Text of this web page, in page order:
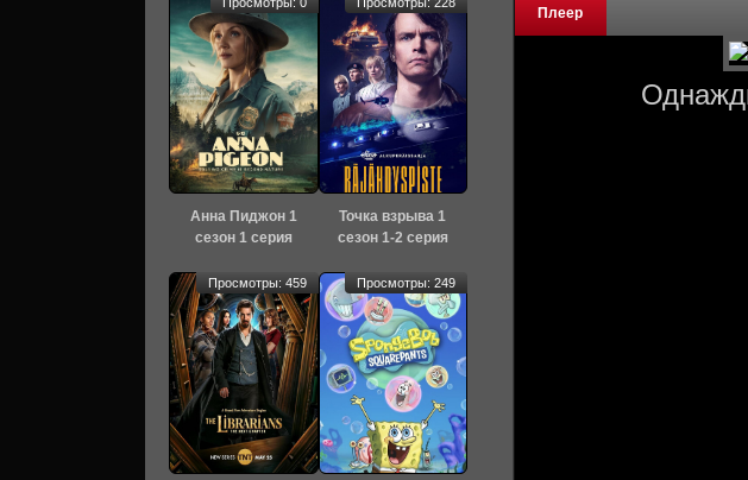
Плеер
Анна Пиджон 1
сезон 1 серия
Точка взрыва 1
сезон 1-2 серия
Просмотры: 459 Просмотры: 249